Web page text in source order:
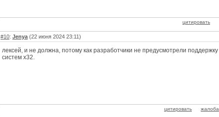
цитировать
#10: Jenya (22 июня 2024 23:11)
лексей, и не должна, потому как разработчики не предусмотрели поддержку
систем x32.
цитировать жалоба